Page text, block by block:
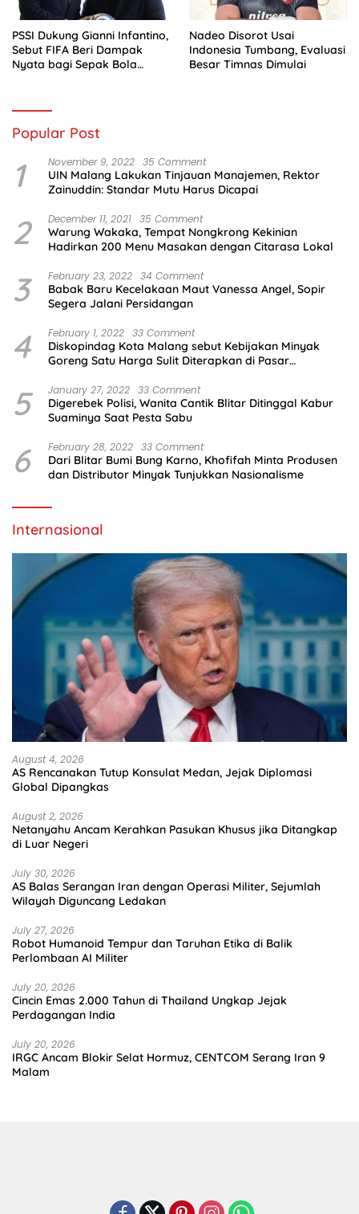
PSSI Dukung Gianni Infantino,
Sebut FIFA Beri Dampak
Nyata bagi Sepak Bola
Nadeo Disorot Usai
Indonesia Tumbang, Evaluasi
Besar Timnas Dimulai
Popular Post
1 November 9, 2022 35 Comment
UIN Malang Lakukan Tinjauan Manajemen, Rektor
Zainuddin: Standar Mutu Harus Dicapai
2 December 11, 2021 35 Comment
Warung Wakaka, Tempat Nongkrong Kekinian
Hadirkan 200 Menu Masakan dengan Citarasa Lokal
3 February 23, 2022 34 Comment
Babak Baru Kecelakaan Maut Vanessa Angel, Sopir
Segera Jalani Persidangan
4 February 1, 2022 33 Comment
Diskopindag Kota Malang sebut Kebijakan Minyak
Goreng Satu Harga Sulit Diterapkan di Pasar
5 January 27, 2022 33 Comment
Digerebek Polisi, Wanita Cantik Blitar Ditinggal Kabur
Suaminya Saat Pesta Sabu
6 February 28, 2022 33 Comment
Dari Blitar Bumi Bung Karno, Khofifah Minta Produsen
dan Distributor Minyak Tunjukkan Nasionalisme
Internasional
August 4, 2026
AS Rencanakan Tutup Konsulat Medan, Jejak Diplomasi
Global Dipangkas
August 2, 2026
Netanyahu Ancam Kerahkan Pasukan Khusus jika Ditangkap
di Luar Negeri
July 30, 2026
AS Balas Serangan Iran dengan Operasi Militer, Sejumlah
Wilayah Diguncang Ledakan
July 27, 2026
Robot Humanoid Tempur dan Taruhan Etika di Balik
Perlombaan AI Militer
July 20, 2026
Cincin Emas 2.000 Tahun di Thailand Ungkap Jejak
Perdagangan India
July 20, 2026
IRGC Ancam Blokir Selat Hormuz, CENTCOM Serang Iran 9
Malam